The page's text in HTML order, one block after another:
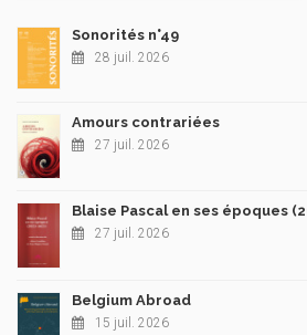
Sonorités n°49
28 juil. 2026
Amours contrariées
27 juil. 2026
Blaise Pascal en ses époques
27 juil. 2026
Belgium Abroad
15 juil. 2026